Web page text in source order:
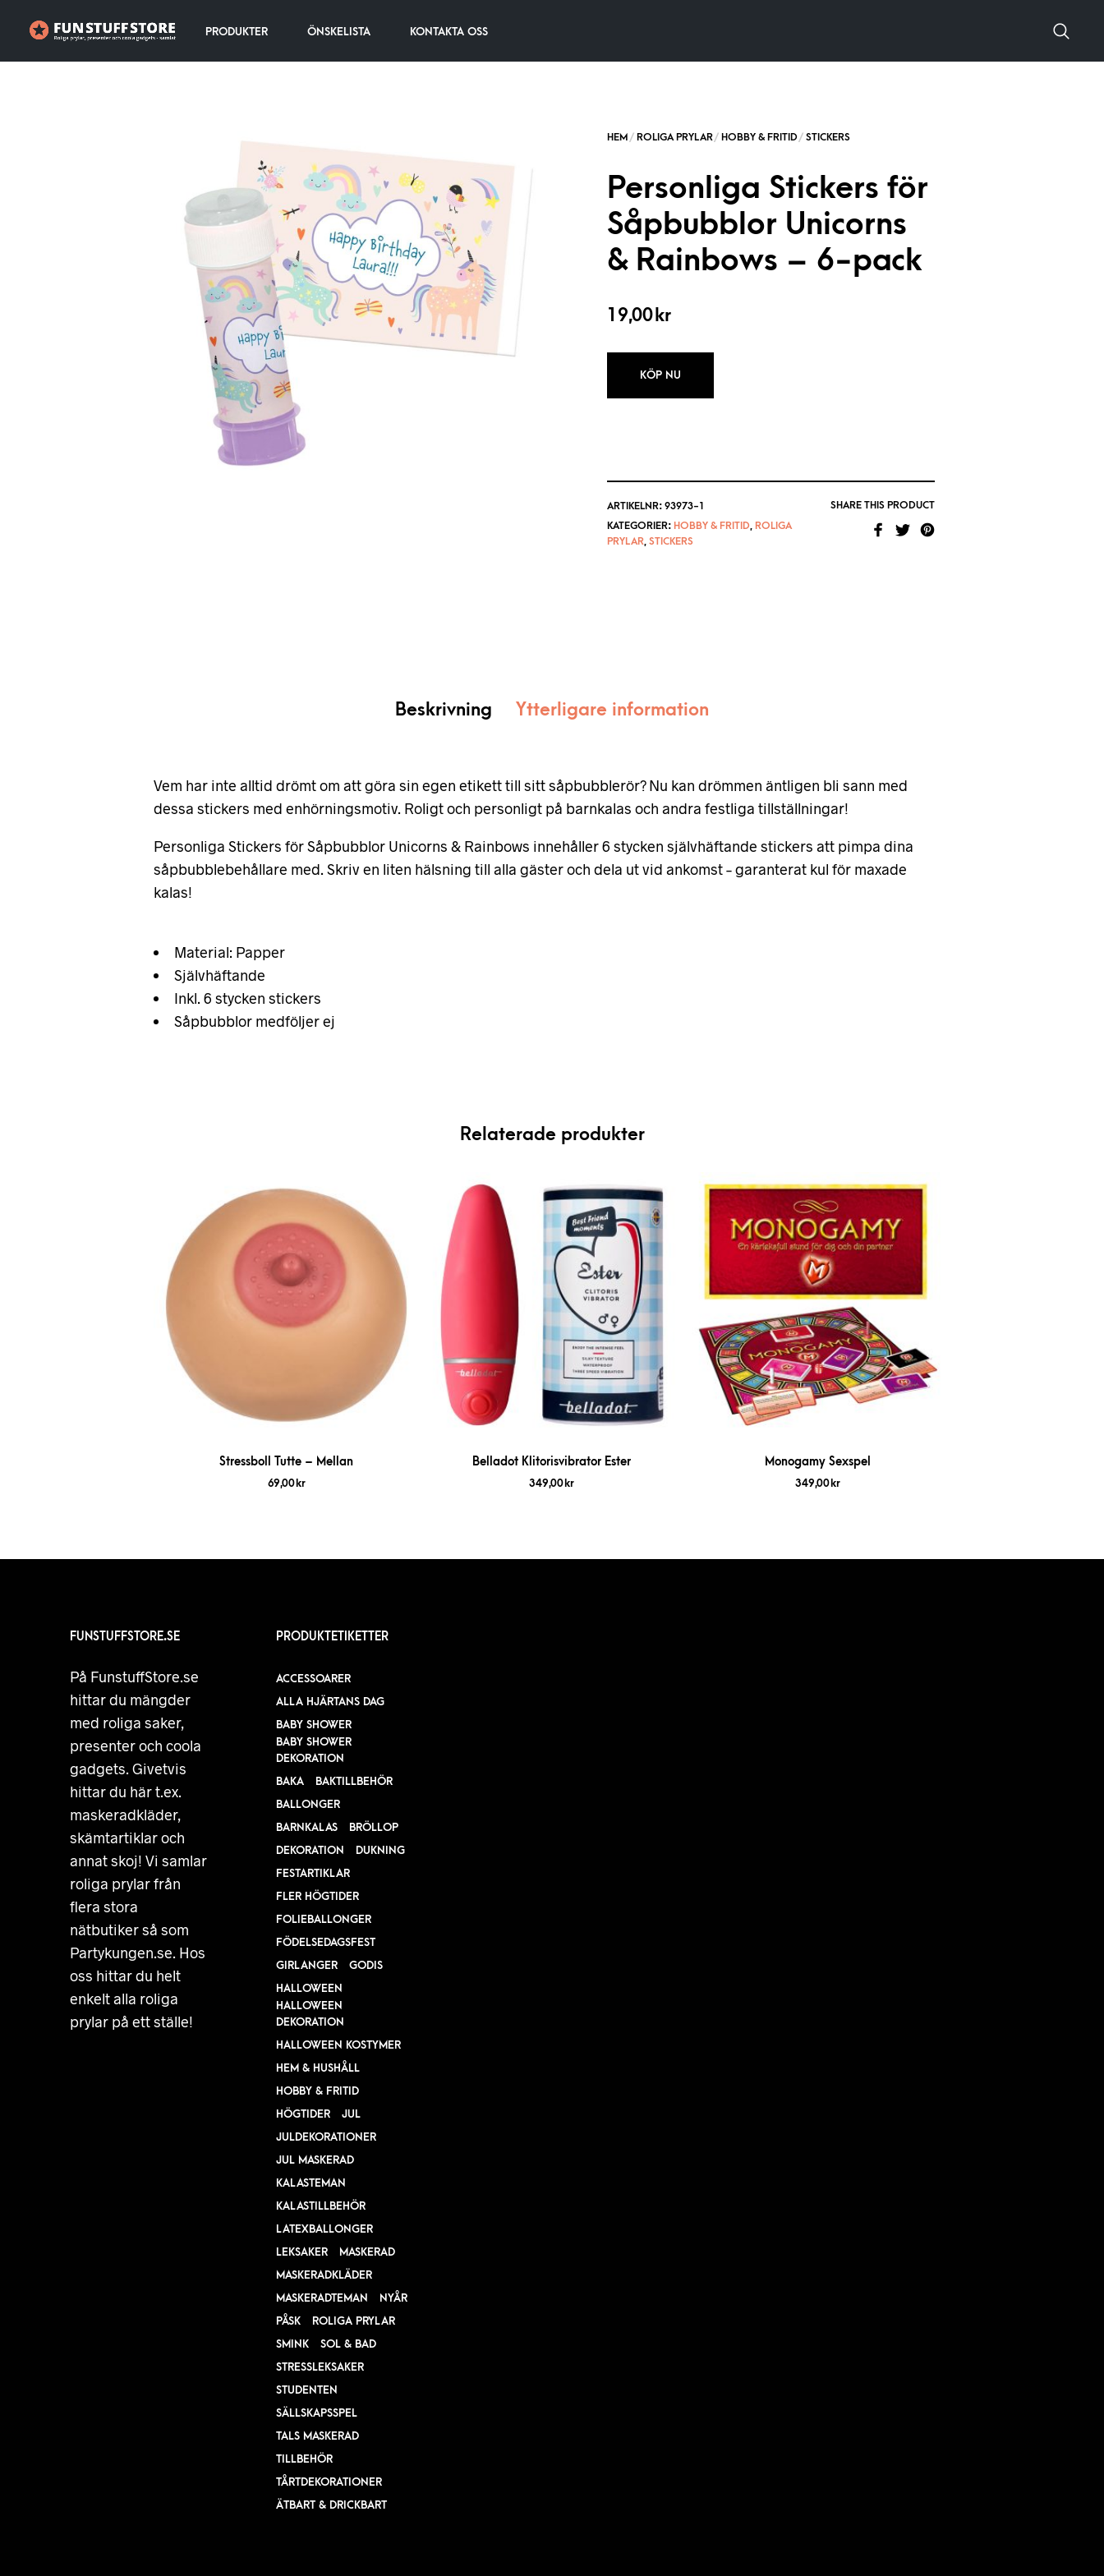
PRODUKTER ÖNSKELISTA KONTAKTA OSS
Personliga Stickers för
Såpbubblor Unicorns
& Rainbows – 6-pack
19,00 kr
KÖP NU
ARTIKELNR: 93973-1
KATEGORIER: HOBBY & FRITID, ROLIGA
PRYLAR, STICKERS
SHARE THIS PRODUCT
Beskrivning Ytterligare information
Vem har inte alltid drömt om att göra sin egen etikett till sitt såpbubblerör? Nu kan drömmen äntligen bli sann med
dessa stickers med enhörningsmotiv. Roligt och personligt på barnkalas och andra festliga tillställningar!
Personliga Stickers för Såpbubblor Unicorns & Rainbows innehåller 6 stycken självhäftande stickers att pimpa dina
såpbubblebehållare med. Skriv en liten hälsning till alla gäster och dela ut vid ankomst – garanterat kul för maxade
kalas!
Material: Papper
Självhäftande
Inkl. 6 stycken stickers
Såpbubblor medföljer ej
Relaterade produkter
Stressboll Tutte – Mellan
69,00 kr
Belladot Klitorisvibrator Ester
349,00 kr
Monogamy Sexspel
349,00 kr
FUNSTUFFSTORE.SE
På FunstuffStore.se
hittar du mängder
med roliga saker,
presenter och coola
gadgets. Givetvis
hittar du här t.ex.
maskeradkläder,
skämtartiklar och
annat skoj! Vi samlar
roliga prylar från
flera stora
nätbutiker så som
Partykungen.se. Hos
oss hittar du helt
enkelt alla roliga
prylar på ett ställe!
PRODUKTETIKETTER
ACCESSOARER
ALLA HJÄRTANS DAG
BABY SHOWER
BABY SHOWER
DEKORATION
BAKA
BAKTILLBEHÖR
BALLONGER
BARNKALAS
BRÖLLOP
DEKORATION
DUKNING
FESTARTIKLAR
FLER HÖGTIDER
FOLIEBALLONGER
FÖDELSEDAGSFEST
GIRLANGER
GODIS
HALLOWEEN
HALLOWEEN
DEKORATION
HALLOWEEN KOSTYMER
HEM & HUSHÅLL
HOBBY & FRITID
HÖGTIDER
JUL
JULDEKORATIONER
JUL MASKERAD
KALASTEMAN
KALASTILLBEHÖR
LATEXBALLONGER
LEKSAKER
MASKERAD
MASKERADKLÄDER
MASKERADTEMAN
NYÅR
PÅSK
ROLIGA PRYLAR
SMINK
SOL & BAD
STRESSLEKSAKER
STUDENTEN
SÄLLSKAPSSPEL
TALS MASKERAD
TILLBEHÖR
TÅRTDEKORATIONER
ÄTBART & DRICKBART